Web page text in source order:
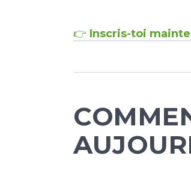
👉 Inscris-toi